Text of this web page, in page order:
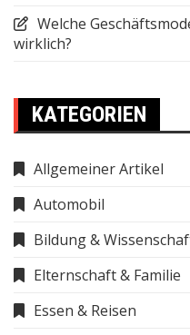
Welche
wirklich?
KATEGORIEN
Allgemeiner Artikel
Automobil
Bildung &
Elternschaft & Familie
Essen & Reisen